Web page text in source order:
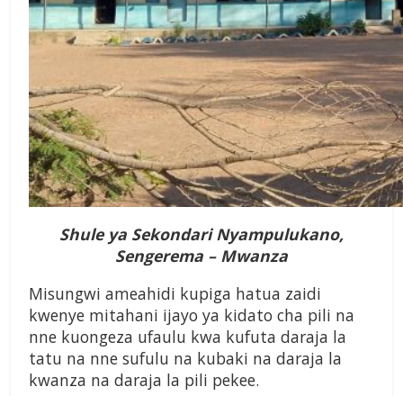
Shule ya Sekondari Nyampulukano,
Sengerema – Mwanza
Misungwi ameahidi kupiga hatua zaidi
kwenye mitahani ijayo ya kidato cha pili na
nne kuongeza ufaulu kwa kufuta daraja la
tatu na nne sufulu na kubaki na daraja la
kwanza na daraja la pili pekee.